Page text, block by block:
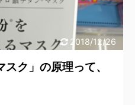
2018/12/26
スク」の原理って、